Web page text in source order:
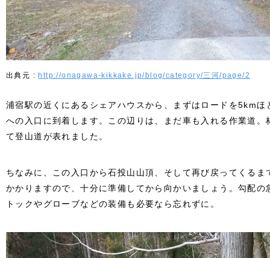
http://onagawa-kikkake.jp/blog/category/三河/page/2
浦宿駅の近くにあるシェアハウスから、まずはロードを5km
への入口に到着します。この辺りは、まだ車も入れる作業道
て登山道が表れました。
ちなみに、この入口から石投山山頂、そして再び戻ってくる
かかりますので、十分に準備してから向かいましょう。勾配
トックやグローブなどの装備も必要なら忘れずに。